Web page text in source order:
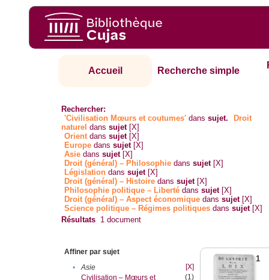
Accueil Recherche simple
Rechercher:
'Civilisation Mœurs et coutumes' danssujet.
Droit
naturel danssujet [X]
Orientdanssujet [X]
Europe danssujet [X]
Asie danssujet [X]
Droit (général) – Philosophie danssujet [X]
Législation danssujet [X]
Droit (général) – Histoire danssujet [X]
Philosophie politique – Liberté danssujet [X]
Droit (général) – Aspect économique danssujet [X]
Science politique – Régimes politiques danssujet [X]
Résultats 1 document
Affiner par sujet
•
Asie
[X]
Civilisation – Mœurs et
(1)
1